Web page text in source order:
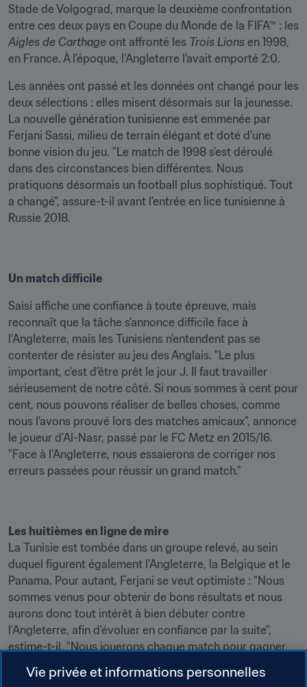
Stade de Volgograd, marque la deuxième confrontation
Aigles de Carthage ont affronté les Trois Lions en 1998,
en France. À l'époque, l’Angleterre l’avait emporté 2:0.
Les années ont passé et les données ont changé pour les
deux sélections : elles misent désormais sur la jeunesse.
La nouvelle génération tunisienne est emmenée par
Ferjani Sassi, milieu de terrain élégant et doté d'une
bonne vision du jeu. "Le match de 1998 s’est déroulé
dans des circonstances bien différentes. Nous
pratiquons désormais un football plus sophistiqué. Tout
a changé", assure-t-il avant l'entrée en lice tunisienne à
Russie 2018.
Un match difficile
Saisi affiche une confiance à toute épreuve, mais
reconnaît que la tâche s’annonce difficile face à
l’Angleterre, mais les Tunisiens n'entendent pas se
contenter de résister au jeu des Anglais. "Le plus
important, c'est d’être prêt le jour J. Il faut travailler
sérieusement de notre côté. Si nous sommes à cent pour
cent, nous pouvons réaliser de belles choses, comme
nous l'avons prouvé lors des matches amicaux", annonce
le joueur d'Al-Nasr, passé par le FC Metz en 2015/16.
"Face à l’Angleterre, nous essaierons de corriger nos
erreurs passées pour réussir un grand match."
Les huitièmes en ligne de mire
La Tunisie est tombée dans un groupe relevé, au sein
duquel figurent également l’Angleterre, la Belgique et le
Panama. Pour autant, Ferjani se veut optimiste : "Nous
sommes venus pour obtenir de bons résultats et nous
aurons donc tout intérêt à bien débuter contre
l’Angleterre, afin d'évoluer en confiance par la suite",
estime-t-il. "Nous jouerons chaque match pour gagner.
Nous sommes très confiants et nous ne craignons
Vie privée et informations personnelles